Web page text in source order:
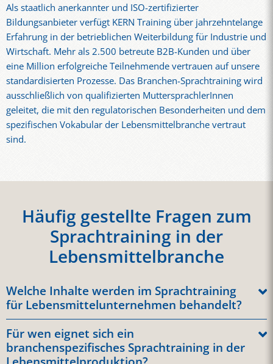
Als staatlich anerkannter und ISO-zertifizierter
Bildungsanbieter verfügt KERN Training über jahrzehntelange
Erfahrung in der betrieblichen Weiterbildung für Industrie und
Wirtschaft. Mehr als 2.500 betreute B2B-Kunden und über
eine Million erfolgreiche Teilnehmende vertrauen auf unsere
standardisierten Prozesse. Das Branchen-Sprachtraining wird
ausschließlich von qualifizierten MuttersprachlerInnen
geleitet, die mit den regulatorischen Besonderheiten und dem
spezifischen Vokabular der Lebensmittelbranche vertraut
sind.
Häufig gestellte Fragen zum
Sprachtraining in der
Lebensmittelbranche
Welche Inhalte werden im Sprachtraining
für Lebensmittelunternehmen behandelt?
Typische Inhalte sind Hygienevorschriften, HACCP-
Grundlagen, Reinigungs- und Desinfektionspläne,
Sicherheitsanweisungen, Allergenmanagement,
Für wen eignet sich ein
branchenspezifisches Sprachtraining in der